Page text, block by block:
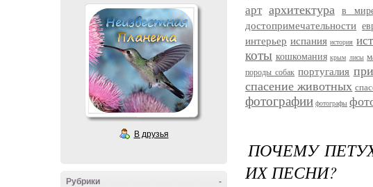
В друзья
-
Рубрики
арт архитектура в
достопримечательности
интерьер испания история
коты кошкомания крым лисы
породы собак португалия
спасение животных
фотографии фотографы
ПОЧЕМУ
ИХ ПЕСНИ?